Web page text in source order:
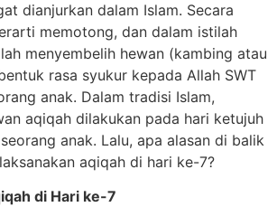
dianjurkan dalam Islam. Secara
memotong, dan dalam istilah
menyembelih hewan (kambing atau
rasa syukur kepada Allah SWT
anak. Dalam tradisi Islam,
aqiqah dilakukan pada hari ketujuh
anak. Lalu, apa alasan di balik
aqiqah di hari ke-7?
di Hari ke-7